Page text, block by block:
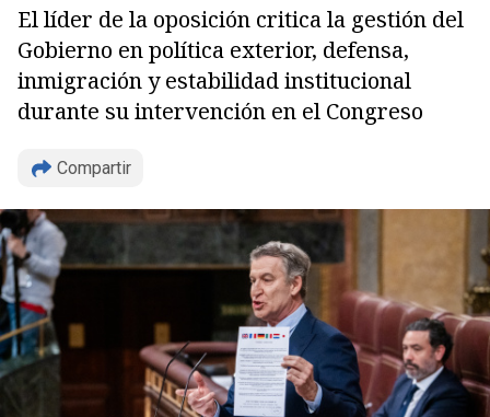
El líder de la oposición critica la gestión del
Gobierno en política exterior, defensa,
inmigración y estabilidad institucional
durante su intervención en el Congreso
Compartir